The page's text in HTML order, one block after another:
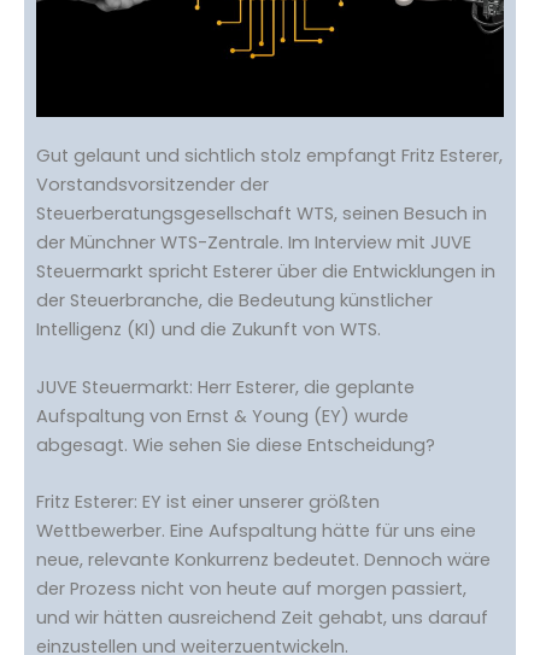
Gut gelaunt und sichtlich stolz empfangt Fritz Esterer,
Vorstandsvorsitzender der
Steuerberatungsgesellschaft WTS, seinen Besuch in
der Münchner WTS-Zentrale. Im Interview mit JUVE
Steuermarkt spricht Esterer über die Entwicklungen in
der Steuerbranche, die Bedeutung künstlicher
Intelligenz (KI) und die Zukunft von WTS.
JUVE Steuermarkt: Herr Esterer, die geplante
Aufspaltung von Ernst & Young (EY) wurde
abgesagt. Wie sehen Sie diese Entscheidung?
Fritz Esterer: EY ist einer unserer größten
Wettbewerber. Eine Aufspaltung hätte für uns eine
neue, relevante Konkurrenz bedeutet. Dennoch wäre
der Prozess nicht von heute auf morgen passiert,
und wir hätten ausreichend Zeit gehabt, uns darauf
einzustellen und weiterzuentwickeln.